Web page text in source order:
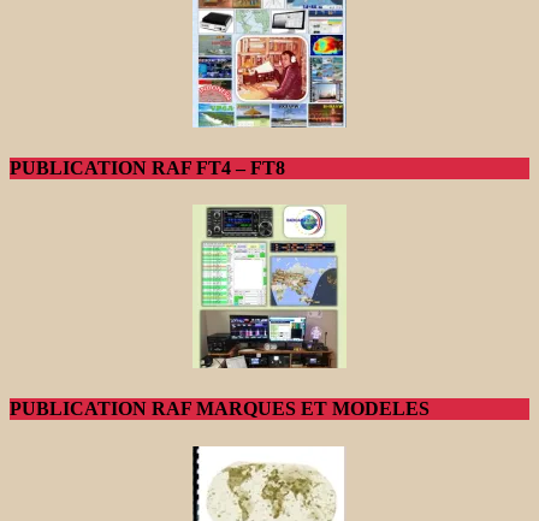
PUBLICATION RAF FT4 – FT8
PUBLICATION RAF MARQUES ET MODELES